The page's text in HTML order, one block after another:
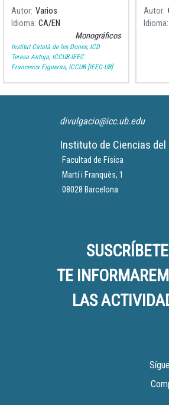
eclipse de Luna, será sólo el
comienzo de un viaje
Autor Varios
Idioma CA EN
Monográficos
Institut Català de les Dones, ICD
Teresa Antoja, ICCUB-IEEC
Francesca Figueras, ICCUB [IEEC-UB]
Autor
Idioma
divulgacio@icc.ub.edu
Instituto de Ciencias
Facultad de Física
Martí i Franquès, 1
08028 Barcelona
TE
LAS